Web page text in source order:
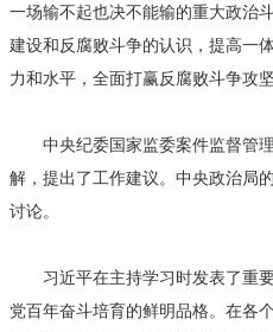
一场输不起也决不能输的重大政治
建设和反腐败斗争的认识，提高一
力和水平，全面打赢反腐败斗争攻
中央纪委国家监委案件监督管理
解，提出了工作建议。中央政治局
讨论。
习近平在主持学习时发表了重要
党百年奋斗培育的鲜明品格。在各